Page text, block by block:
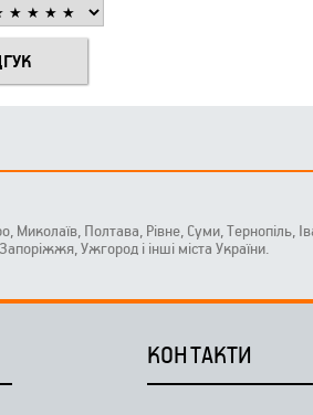
Миколаїв, Полтава, Рівне, Суми, Тернопіль,
Ужгород і інші міста України.
КОНТАКТИ